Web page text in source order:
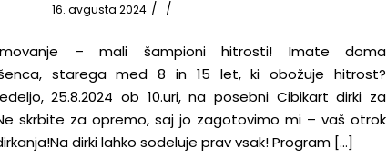
16. avgusta 2024 / /
– mali šampioni hitrosti! Imate doma
starega med 8 in 15 let, ki obožuje hitrost?
25.8.2024 ob 10.uri, na posebni Cibikart dirki za
skrbite za opremo, saj jo zagotovimo mi – vaš otrok
dirki lahko sodeluje prav vsak! Program […]